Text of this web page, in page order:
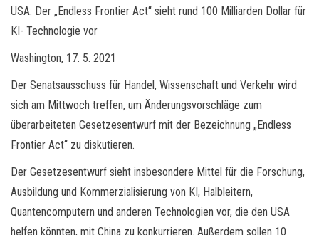
USA: Der „Endless Frontier Act“ sieht rund 100 Milliarden Dollar für
KI- Technologie vor
Washington, 17. 5. 2021
Der Senatsausschuss für Handel, Wissenschaft und Verkehr wird
sich am Mittwoch treffen, um Änderungsvorschläge zum
überarbeiteten Gesetzesentwurf mit der Bezeichnung „Endless
Frontier Act“ zu diskutieren.
Der Gesetzesentwurf sieht insbesondere Mittel für die Forschung,
Ausbildung und Kommerzialisierung von KI, Halbleitern,
Quantencomputern und anderen Technologien vor, die den USA
helfen könnten, mit China zu konkurrieren. Außerdem sollen 10